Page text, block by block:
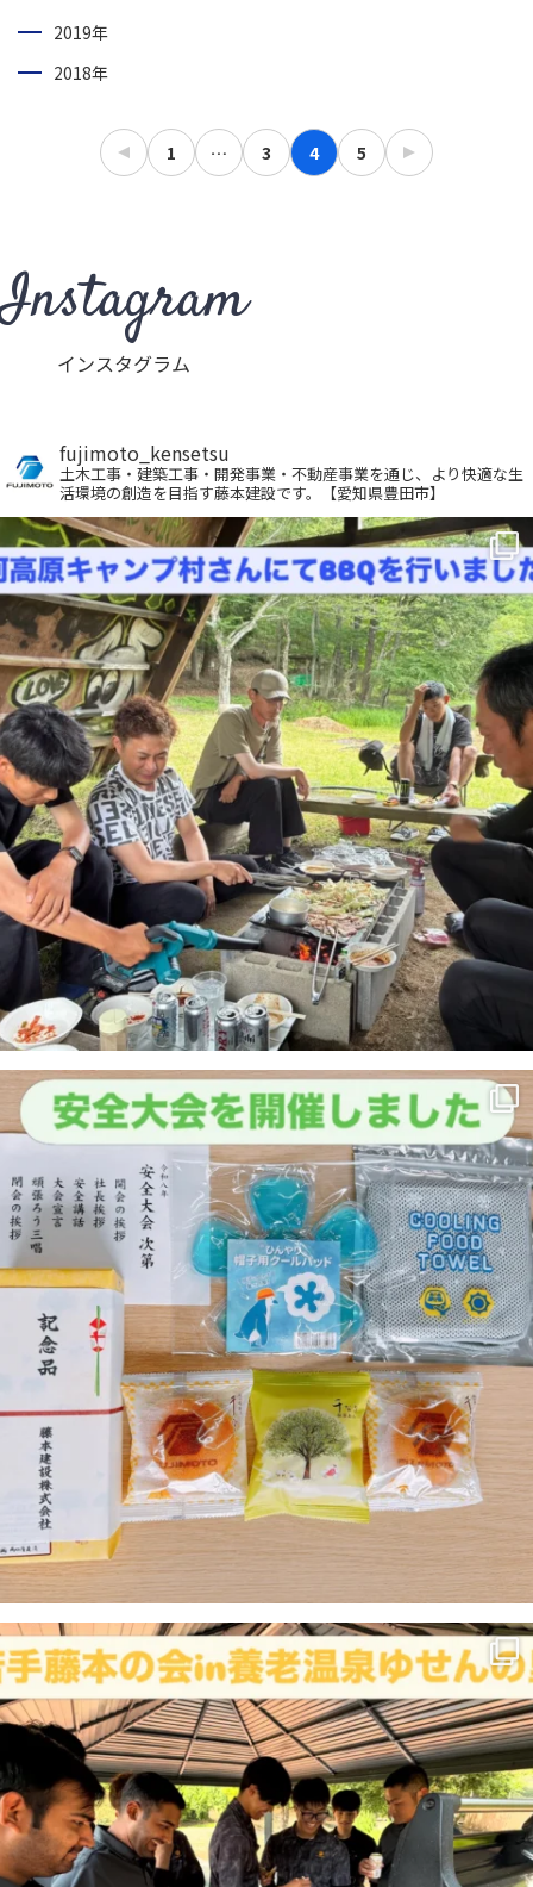
2019年
2018年
1 … 3 4 5
Instagram
インスタグラム
fujimoto_kensetsu
土木工事・建築工事・開発事業・不動産事業を通じ、より快適な生
活環境の創造を目指す藤本建設です。【愛知県豊田市】